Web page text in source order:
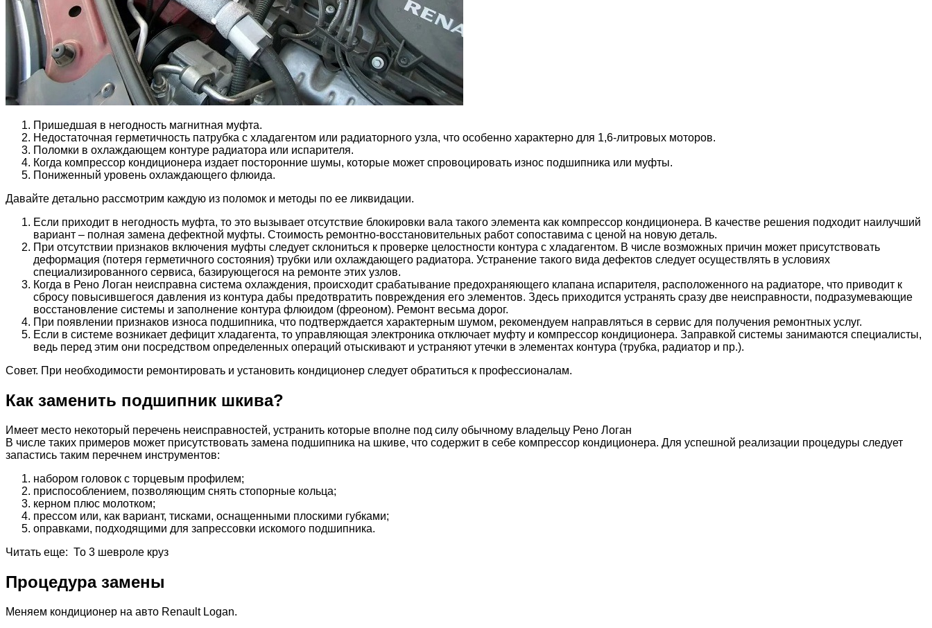
Пришедшая в негодность магнитная муфта.
Недостаточная герметичность патрубка с хладагентом или радиаторного узла, что особенно характерно для 1,6-литровых моторов.
Поломки в охлаждающем контуре радиатора или испарителя.
Когда компрессор кондиционера издает посторонние шумы, которые может спровоцировать износ подшипника или муфты.
Пониженный уровень охлаждающего флюида.
Давайте детально рассмотрим каждую из поломок и методы по ее ликвидации.
Если приходит в негодность муфта, то это вызывает отсутствие блокировки вала такого элемента как компрессор кондиционера. В качестве решения подходит наилучший
вариант – полная замена дефектной муфты. Стоимость ремонтно-восстановительных работ сопоставима с ценой на новую деталь.
При отсутствии признаков включения муфты следует склониться к проверке целостности контура с хладагентом. В числе возможных причин может присутствовать
деформация (потеря герметичного состояния) трубки или охлаждающего радиатора. Устранение такого вида дефектов следует осуществлять в условиях
специализированного сервиса, базирующегося на ремонте этих узлов.
Когда в Рено Логан неисправна система охлаждения, происходит срабатывание предохраняющего клапана испарителя, расположенного на радиаторе, что приводит к
сбросу повысившегося давления из контура дабы предотвратить повреждения его элементов. Здесь приходится устранять сразу две неисправности, подразумевающие
восстановление системы и заполнение контура флюидом (фреоном). Ремонт весьма дорог.
При появлении признаков износа подшипника, что подтверждается характерным шумом, рекомендуем направляться в сервис для получения ремонтных услуг.
Если в системе возникает дефицит хладагента, то управляющая электроника отключает муфту и компрессор кондиционера. Заправкой системы занимаются специалисты,
ведь перед этим они посредством определенных операций отыскивают и устраняют утечки в элементах контура (трубка, радиатор и пр.).
Совет. При необходимости ремонтировать и установить кондиционер следует обратиться к профессионалам.
Как заменить подшипник шкива?
Имеет место некоторый перечень неисправностей, устранить которые вполне под силу обычному владельцу Рено Логан
В числе таких примеров может присутствовать замена подшипника на шкиве, что содержит в себе компрессор кондиционера. Для успешной реализации процедуры следует
запастись таким перечнем инструментов:
набором головок с торцевым профилем;
приспособлением, позволяющим снять стопорные кольца;
керном плюс молотком;
прессом или, как вариант, тисками, оснащенными плоскими губками;
оправками, подходящими для запрессовки искомого подшипника.
Читать еще: То 3 шевроле круз
Процедура замены
Меняем кондиционер на авто Renault Logan.